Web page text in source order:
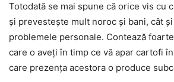
Totodată se mai spune că orice vis cu
și prevestește mult noroc și bani, cât
problemele personale. Contează
care o aveți în timp ce vă apar cartofi
care prezența acestora o produce